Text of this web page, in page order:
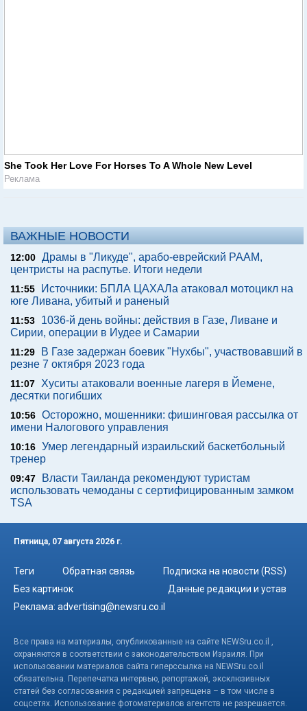
She Took Her Love For Horses To A Whole New Level
Реклама
ВАЖНЫЕ НОВОСТИ
12:00 Драмы в "Ликуде", арабо-еврейский РААМ,
центристы на распутье. Итоги недели
11:55
Источники: БПЛА ЦАХАЛа атаковал мотоцикл на
юге Ливана, убитый и раненый
11:53
1036-й день войны: действия в Газе, Ливане и
Сирии, операции в Иудее и Самарии
11:29
В Газе задержан боевик "Нухбы", участвовавший в
резне 7 октября 2023 года
11:07 Хуситы атаковали военные лагеря в Йемене,
десятки погибших
10:56 Осторожно, мошенники: фишинговая рассылка от
имени Налогового управления
10:16 Умер легендарный израильский баскетбольный
тренер
09:47
Власти Таиланда рекомендуют туристам
использовать чемоданы с сертифицированным замком
TSA
Пятница, 07 августа 2026 г.
Теги Обратная связь
Подписка на новости (RSS)
Без картинок
Данные редакции и устав
Реклама: advertising@newsru.co.il
Все права на материалы, опубликованные на сайте NEWSru.co.il ,
охраняются в соответствии с законодательством Израиля. При
использовании материалов сайта гиперссылка на NEWSru.co.il
обязательна. Перепечатка интервью, репортажей, эксклюзивных
статей без согласования с редакцией запрещена – в том числе в
соцсетях. Использование фотоматериалов агентств не разрешается.